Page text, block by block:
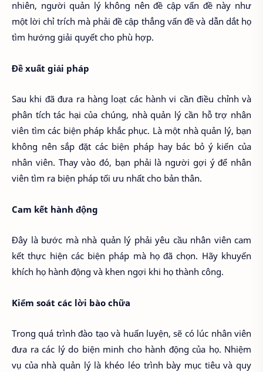
nhiên, người quản lý không nên đề cập vấn đề này như
một lời chỉ trích mà phải đề cập thẳng vấn đề và dẫn dắt họ
tìm hướng giải quyết cho phù hợp.
Đề xuất giải pháp
Sau khi đã đưa ra hàng loạt các hành vi cần điều chỉnh và
phân tích tác hại của chúng, nhà quản lý cần hỗ trợ nhân
viên tìm các biện pháp khắc phục. Là một nhà quản lý, bạn
không nên sắp đặt các biện pháp hay bác bỏ ý kiến của
nhân viên. Thay vào đó, bạn phải là người gợi ý để nhân
viên tìm ra biện pháp tối ưu nhất cho bản thân.
Cam kết hành động
Đây là bước mà nhà quản lý phải yêu cầu nhân viên cam
kết thực hiện các biện pháp mà họ đã chọn. Hãy khuyến
khích họ hành động và khen ngợi khi họ thành công.
Kiểm soát các lời bào chữa
Trong quá trình đào tạo và huấn luyện, sẽ có lúc nhân viên
đưa ra các lý do biện minh cho hành động của họ. Nhiệm
vụ của nhà quản lý là khéo léo trình bày mục tiêu và quy